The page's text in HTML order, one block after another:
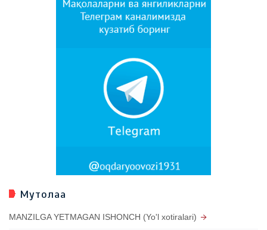
Мутолаа
MANZILGA YETMAGAN ISHONCH (Yo'l xotiralari)